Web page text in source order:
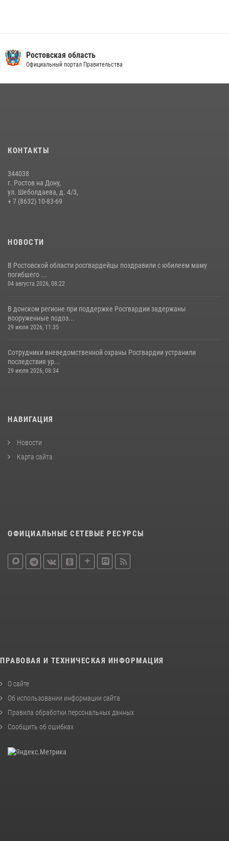
29 июля 2026, 11:35
В Ростовской области сотрудники Росгвардии познакомили
воспитанников детского сада со своей службой
09 июля 2026, 13:58
Ростовская область
Официальный портал Правительства
КОНТАКТЫ
344038
г. Ростов на Дону,
ул. Шеболдаева, д. 4/3,
+ 7 (8632) 10-83-69
НОВОСТИ
В Ростовской области росгвардейцы поздравили с юбилеем маму
погибшего ...
04 августа 2026, 08:22
В донском регионе при поддержке Росгвардии задержаны
вооруженные подоз...
29 июля 2026, 11:35
Сотрудники вневедомственной охраны Росгвардии устранили
последствия ур...
29 июля 2026, 08:34
НАВИГАЦИЯ
Новости
Карта сайта
ОФИЦИАЛЬНЫЕ СЕТЕВЫЕ РЕСУРСЫ
ПРАВОВАЯ И ТЕХНИЧЕСКАЯ ИНФОРМАЦИЯ
О сайте
Об использовании информации сайта
Правила обработки персональных данных
Сообщить об ошибках